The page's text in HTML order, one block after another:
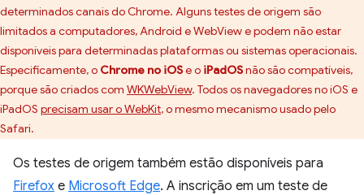
determinados canais do Chrome. Alguns testes de origem são
limitados a computadores, Android e WebView e podem não estar
disponíveis para determinadas plataformas ou sistemas operacionais.
Especificamente, o Chrome no iOSe o iPadOSnão são compatíveis,
porque são criados com WKWebView. Todos os navegadores no iOS e
iPadOS precisam usar o WebKit, o mesmo mecanismo usado pelo
Safari.
Os testes de origem também estão disponíveis para
Firefox e Microsoft Edge. A inscrição em um teste de